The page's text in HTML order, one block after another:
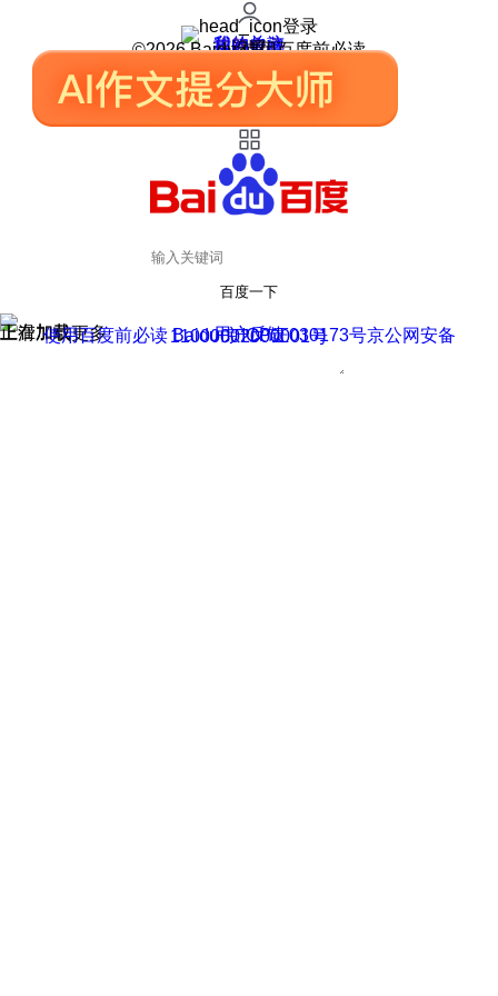
登录
我的关注
我的收藏
皮肤中心
用户反馈
设置
©2026 Baidu 使用百度前必读
百度一下
正在加载
上滑加载更多 用户反馈
使用百度前必读 Baidu 京ICP证030173号
京公网安备11000002000001号